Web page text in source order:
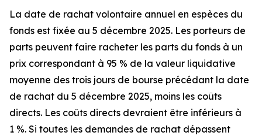
La date de rachat volontaire annuel en espèces du
fonds est fixée au 5 décembre 2025. Les porteurs de
parts peuvent faire racheter les parts du fonds à un
prix correspondant à 95 % de la valeur liquidative
moyenne des trois jours de bourse précédant la date
de rachat du 5 décembre 2025, moins les coûts
directs. Les coûts directs devraient être inférieurs à
1 %. Si toutes les demandes de rachat dépassent